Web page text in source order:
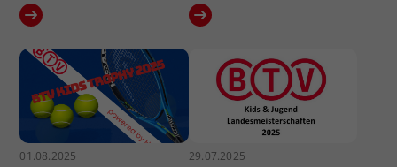
01.08.2025 29.07.2025